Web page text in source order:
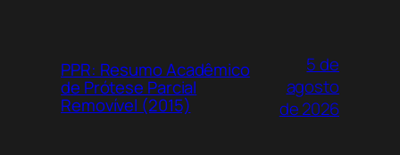
PPR: Resumo Acadêmico
de Prótese Parcial
Removível (2015)
5 de
agosto
de 2026